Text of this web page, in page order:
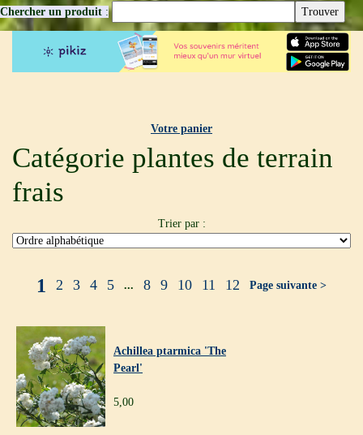
Chercher un produit :
Votre panier
Catégorie plantes de terrain
frais
Trier par :
1 2 3 4 5 ... 8 9 10 11 12 Page suivante >
Achillea ptarmica 'The
Pearl'
5,00